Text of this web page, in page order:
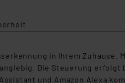
in Ihrem Zuhause.
Die Steuerung erfolgt
und Amazon Alexa